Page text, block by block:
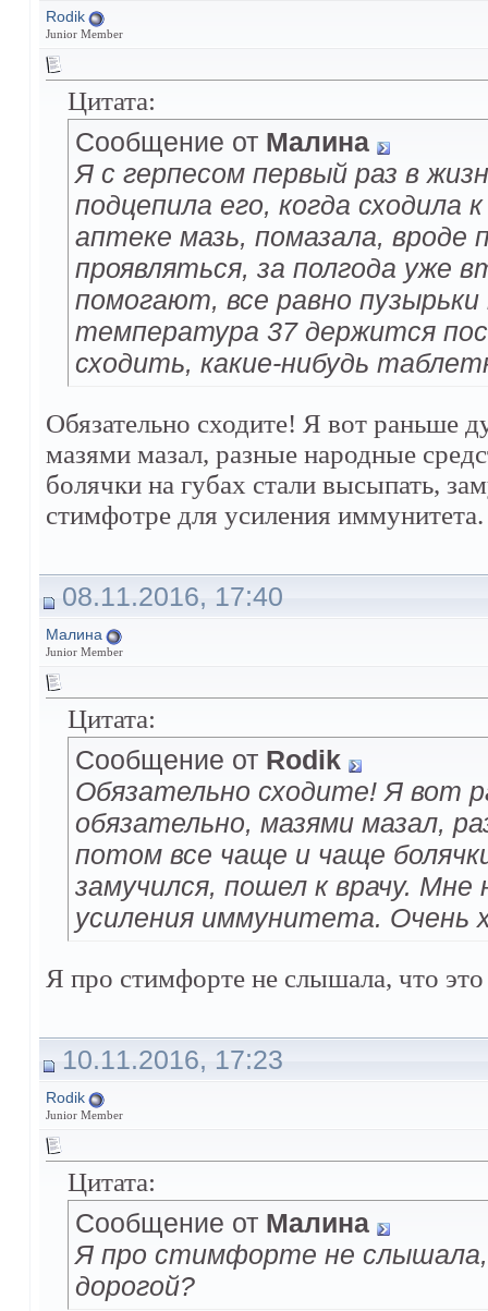
Rodik
Junior Member
Цитата:
Сообщение от Малина
Я с герпесом первый раз в
подцепила его, когда сходила
аптеке мазь, помазала,
проявляться, за полгода уже
помогают, все равно
температура 37 держится
сходить, какие-нибудь
Обязательно сходите! Я вот раньше
мазями мазал, разные народные
болячки на губах стали высыпать,
стимфотре для усиления
08.11.2016, 17:40
Малина
Junior Member
Цитата:
Сообщение от Rodik
Обязательно сходите! Я вот
обязательно, мазями мазал,
потом все чаще и чаще
замучился, пошел к врачу.
усиления иммунитета. Очень
Я про стимфорте не слышала, что
10.11.2016, 17:23
Rodik
Junior Member
Цитата:
Сообщение от Малина
Я про стимфорте не
дорогой?